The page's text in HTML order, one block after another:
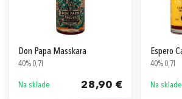
Don Papa Masskara
40% 0,7l
Na sklade 28,90 €
40% 0,7l
Na sklade